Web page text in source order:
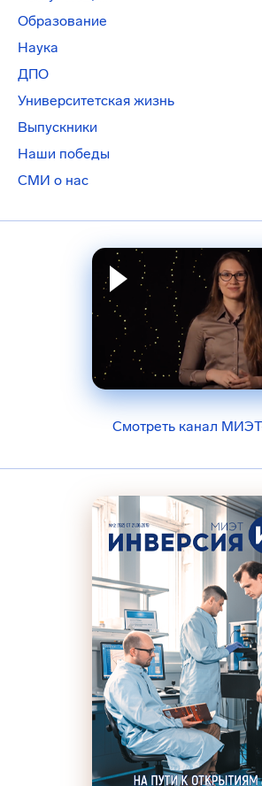
Образование
Наука
ДПО
Университетская жизнь
Выпускники
Наши победы
СМИ о нас
Смотреть канал